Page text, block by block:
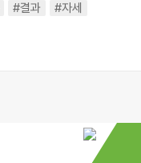
#결과
#자세